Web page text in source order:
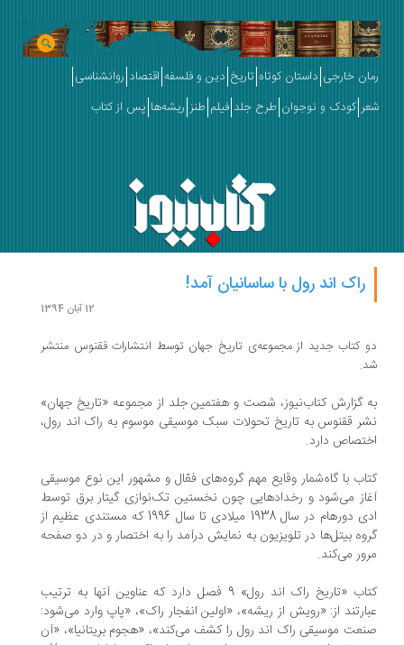
رمان خارجی داستان کوتاه تاریخ دین و فلسفه اقتصاد روانشناسی
شعر کودک و نوجوان طرح جلد فیلم طنز ریشه‌ها پس از کتاب
راک اند رول با ساسانیان آمد!
12 آبان 1394
دو کتاب جدید از مجموعه‌ی تاریخ جهان توسط انتشارات ققنوس منتشر
شد.
به گزارش کتاب‌نیوز، شصت و هفتمین جلد از مجموعه «تاریخ جهان»
نشر ققنوس به تاریخ تحولات سبک موسیقی موسوم به راک اند رول،
اختصاص دارد.
کتاب با گاه‌شمار وقایع مهم گروه‌های فعّال و مشهور این نوع موسیقی
آغاز می‌شود و رخدادهایی چون نخستین تک‌نوازی گیتار برق توسط
ادی دورهام در سال 1938 میلادی تا سال 1996 که مستندی عظیم از
گروه بیتل‌ها در تلویزیون به نمایش درآمد را به اختصار و در دو صفحه
مرور می‌کند.
کتاب «تاریخ راک اند رول» 9 فصل دارد که عناوین آنها به ترتیب
عبارتند از: «رویش از ریشه»، «اولین انفجار راک»، «پاپ وارد می‌شود:
صنعت موسیقی راک اند رول را کشف می‌کند»، «هجوم بریتانیا»، «آن